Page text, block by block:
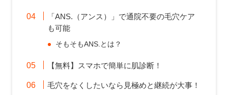
「ANS.（アンス）」で通院不要の毛穴ケア
も可能
そもそもANS.とは？
【無料】スマホで簡単に肌診断！
毛穴をなくしたいなら見極めと継続が大事！